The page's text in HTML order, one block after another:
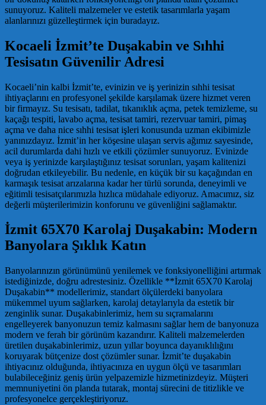
sunuyoruz. Kaliteli malzemeler ve estetik tasarımlarla yaşam
alanlarınızı güzelleştirmek için buradayız.
Kocaeli İzmit’te Duşakabin ve Sıhhi
Tesisatın Güvenilir Adresi
Kocaeli’nin kalbi İzmit’te, evinizin ve iş yerinizin sıhhi tesisat
ihtiyaçlarını en profesyonel şekilde karşılamak üzere hizmet veren
bir firmayız. Su tesisatı, tadilat, tıkanıklık açma, petek temizleme, su
kaçağı tespiti, lavabo açma, tesisat tamiri, rezervuar tamiri, pimaş
açma ve daha nice sıhhi tesisat işleri konusunda uzman ekibimizle
yanınızdayız. İzmit’in her köşesine ulaşan servis ağımız sayesinde,
acil durumlarda dahi hızlı ve etkili çözümler sunuyoruz. Evinizde
veya iş yerinizde karşılaştığınız tesisat sorunları, yaşam kalitenizi
doğrudan etkileyebilir. Bu nedenle, en küçük bir su kaçağından en
karmaşık tesisat arızalarına kadar her türlü sorunda, deneyimli ve
eğitimli tesisatçılarımızla hızlıca müdahale ediyoruz. Amacımız, siz
değerli müşterilerimizin konforunu ve güvenliğini sağlamaktır.
İzmit 65X70 Karolaj Duşakabin: Modern
Banyolara Şıklık Katın
Banyolarınızın görünümünü yenilemek ve fonksiyonelliğini artırmak
istediğinizde, doğru adrestesiniz. Özellikle **İzmit 65X70 Karolaj
Duşakabin** modellerimiz, standart ölçülerdeki banyolara
mükemmel uyum sağlarken, karolaj detaylarıyla da estetik bir
zenginlik sunar. Duşakabinlerimiz, hem su sıçramalarını
engelleyerek banyonuzun temiz kalmasını sağlar hem de banyonuza
modern ve ferah bir görünüm kazandırır. Kaliteli malzemelerden
üretilen duşakabinlerimiz, uzun yıllar boyunca dayanıklılığını
koruyarak bütçenize dost çözümler sunar. İzmit’te duşakabin
ihtiyacınız olduğunda, ihtiyacınıza en uygun ölçü ve tasarımları
bulabileceğiniz geniş ürün yelpazemizle hizmetinizdeyiz. Müşteri
memnuniyetini ön planda tutarak, montaj sürecini de titizlikle ve
profesyonelce gerçekleştiriyoruz.